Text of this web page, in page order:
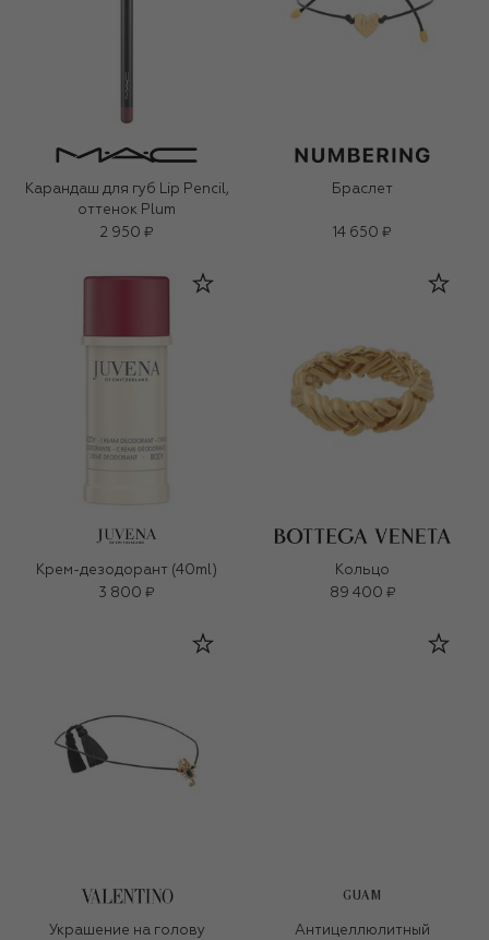
Карандаш для губ Lip Pencil,
оттенок Plum
2 950 ₽
Браслет
14 650 ₽
Крем-дезодорант (40ml)
3 800 ₽
Кольцо
89 400 ₽
Украшение на голову
GUAM
Антицеллюлитный